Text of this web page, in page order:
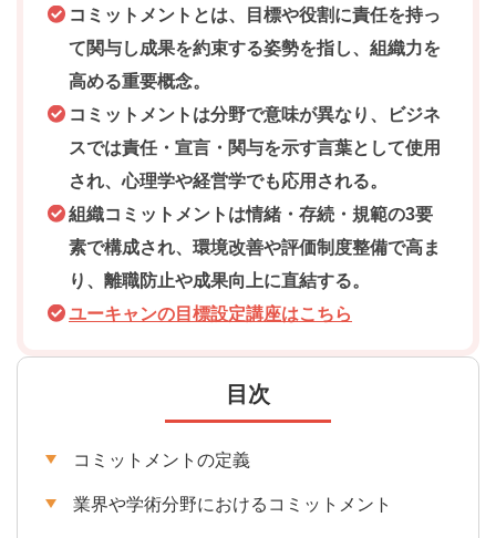
コミットメントとは、目標や役割に責任を持っ
て関与し成果を約束する姿勢を指し、組織力を
高める重要概念。
コミットメントは分野で意味が異なり、ビジネ
スでは責任・宣言・関与を示す言葉として使用
され、心理学や経営学でも応用される。
組織コミットメントは情緒・存続・規範の3要
素で構成され、環境改善や評価制度整備で高ま
り、離職防止や成果向上に直結する。
ユーキャンの目標設定講座はこちら
目次
コミットメントの定義
業界や学術分野におけるコミットメント